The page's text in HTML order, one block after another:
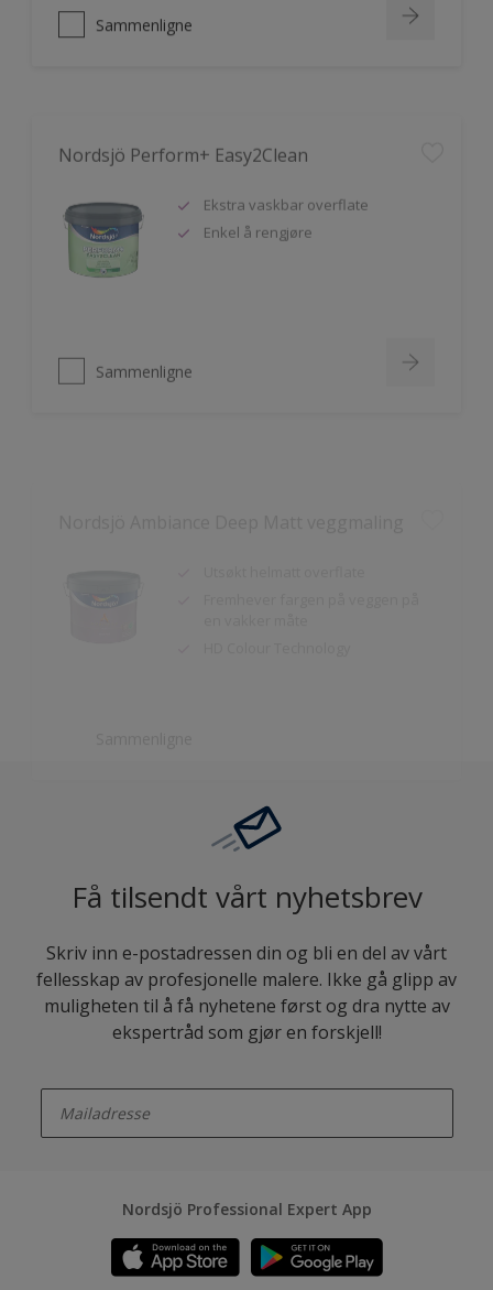
Sammenligne
Enkel å rengjøre
Få tilsendt vårt nyhetsbrev
Skriv inn e-postadressen din og bli en del av vårt
fellesskap av profesjonelle malere. Ikke gå glipp av
muligheten til å få nyhetene først og dra nytte av
ekspertråd som gjør en forskjell!
Nordsjö Professional Expert App